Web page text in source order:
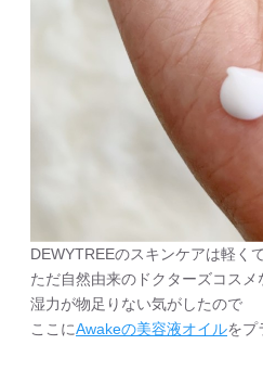
DEWYTREEのスキンケアは軽く
ただ自然由来のドクターズコス
湿力が物足りない気がしたので
ここにAwakeの美容液オイルをプ